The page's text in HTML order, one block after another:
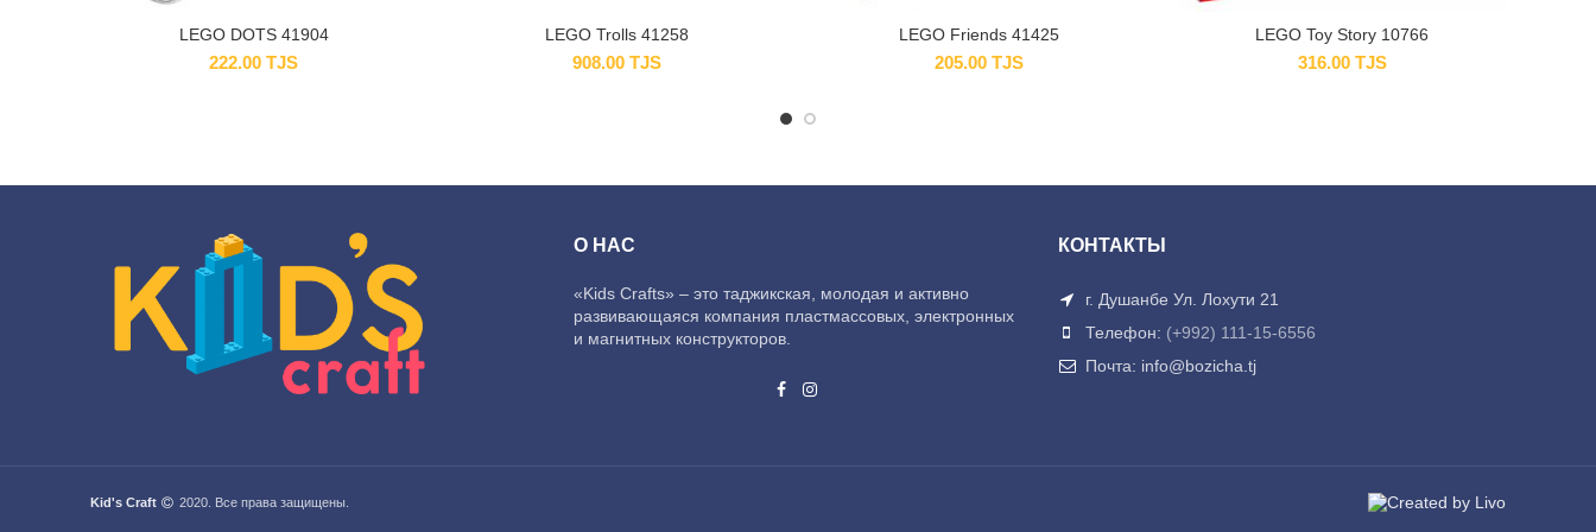
LEGO DOTS 41904
222.00TJS
LEGO Trolls 41258
908.00 TJS
LEGO Friends 41425
205.00TJS
LEGO Toy Story 10766
316.00 TJS
О НАС
«Kids Crafts» – это таджикская, молодая и активно
развивающаяся компания пластмассовых, электронных
и магнитных конструкторов.
КОНТАКТЫ
г. Душанбе Ул. Лохути 21
Телефон: (+992) 111-15-6556
Почта: info@bozicha.tj
Kid's Craft 2020. Все права защищены.